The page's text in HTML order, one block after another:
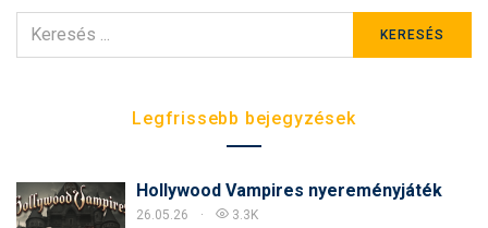
ERRE:
KERESÉS
Legfrissebb bejegyzések
Hollywood Vampires nyereményjáték
26.05.26 3.3K